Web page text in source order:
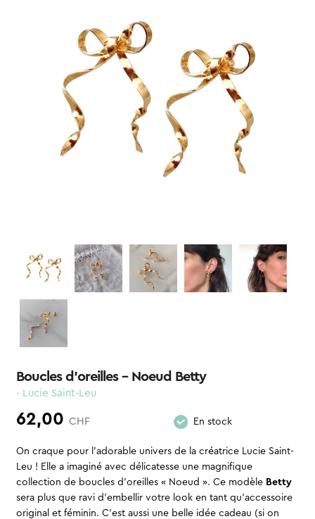
Boucles d’oreilles – Noeud Betty
- Lucie Saint-Leu
62,00 CHF En stock
On craque pour l’adorable univers de la créatrice Lucie Saint-
Leu ! Elle a imaginé avec délicatesse une magnifique
collection de boucles d’oreilles « Noeud ». Ce modèle Betty
sera plus que ravi d’embellir votre look en tant qu’accessoire
original et féminin. C’est aussi une belle idée cadeau (si on